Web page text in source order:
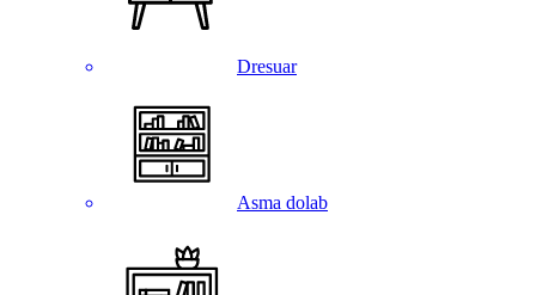
Dresuar
Asma dolab